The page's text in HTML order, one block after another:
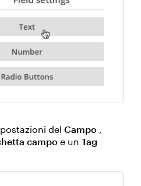
del Campo ,
campo e un Tag